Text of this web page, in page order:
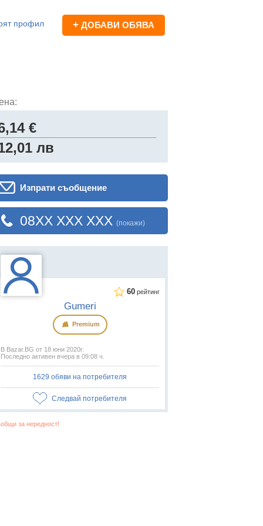
профил + ДОБАВИ ОБЯВА
€
лв
Изпрати съобщение
08XX XXX XXX (покажи)
60 рейтинг
Gumeri
Premium
В Bazar.BG от 18 юни 2020г.
Последно активен вчера в 09:08 ч.
1629 обяви на потребителя
Следвай потребителя
за нередност!